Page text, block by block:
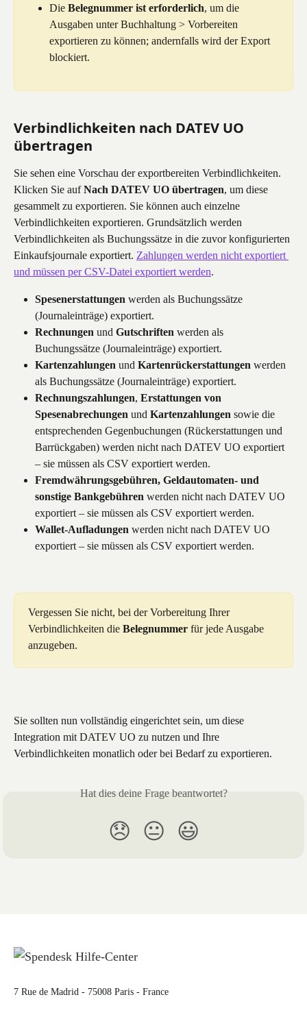
Die Belegnummer ist erforderlich, um die
Ausgaben unter Buchhaltung > Vorbereiten
exportieren zu können; andernfalls wird der Export
blockiert.
Verbindlichkeiten nach DATEV UO
übertragen
Sie sehen eine Vorschau der exportbereiten Verbindlichkeiten.
Klicken Sie auf Nach DATEV UO übertragen, um diese
gesammelt zu exportieren. Sie können auch einzelne
Verbindlichkeiten exportieren. Grundsätzlich werden
Verbindlichkeiten als Buchungssätze in die zuvor konfigurierten
Einkaufsjournale exportiert. Zahlungen werden nicht exportiert
und müssen per CSV-Datei exportiert werden.
Spesenerstattungen werden als Buchungssätze
(Journaleinträge) exportiert.
Rechnungen und Gutschriften werden als
Buchungssätze (Journaleinträge) exportiert.
Kartenzahlungen und Kartenrückerstattungen werden
als Buchungssätze (Journaleinträge) exportiert.
Rechnungszahlungen, Erstattungen von
Spesenabrechungen und Kartenzahlungen sowie die
entsprechenden Gegenbuchungen (Rückerstattungen und
Barrückgaben) werden nicht nach DATEV UO exportiert
– sie müssen als CSV exportiert werden.
Fremdwährungsgebühren, Geldautomaten- und
sonstige Bankgebühren werden nicht nach DATEV UO
exportiert – sie müssen als CSV exportiert werden.
Wallet-Aufladungen werden nicht nach DATEV UO
exportiert – sie müssen als CSV exportiert werden.
Vergessen Sie nicht, bei der Vorbereitung Ihrer
Verbindlichkeiten die Belegnummer für jede Ausgabe
anzugeben.
Sie sollten nun vollständig eingerichtet sein, um diese
Integration mit DATEV UO zu nutzen und Ihre
Verbindlichkeiten monatlich oder bei Bedarf zu exportieren.
Hat dies deine Frage beantwortet?
😞 😐 😃
7 Rue de Madrid - 75008 Paris - France